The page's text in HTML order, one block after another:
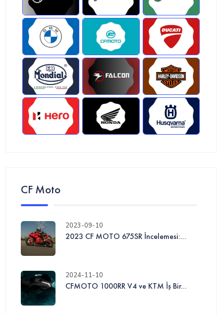
CF Moto
2023-09-10
2023 CF MOTO 675SR İncelemesi:...
2024-11-10
CFMOTO 1000RR V4 ve KTM İş Bir...